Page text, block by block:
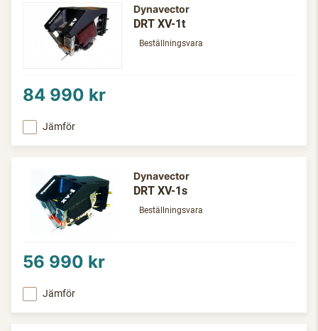
Dynavector
DRT XV-1t
Beställningsvara
84 990 kr
Jämför
Dynavector
DRT XV-1s
Beställningsvara
56 990 kr
Jämför